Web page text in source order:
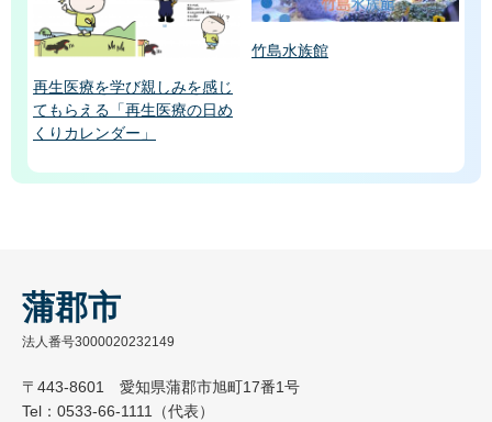
再生医療を学び親しみを感じ
てもらえる「再生医療の日め
くりカレンダー」
竹島水族館
蒲郡市
法人番号3000020232149
〒443-8601 愛知県蒲郡市旭町17番1号
Tel：0533-66-1111（代表）